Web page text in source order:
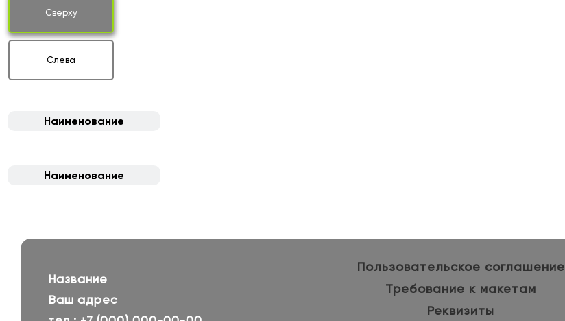
Сверху
Слева
Наименование
Наименование
Название
Ваш адрес
Пользовательское соглашение
Требование к макетам
Реквизиты